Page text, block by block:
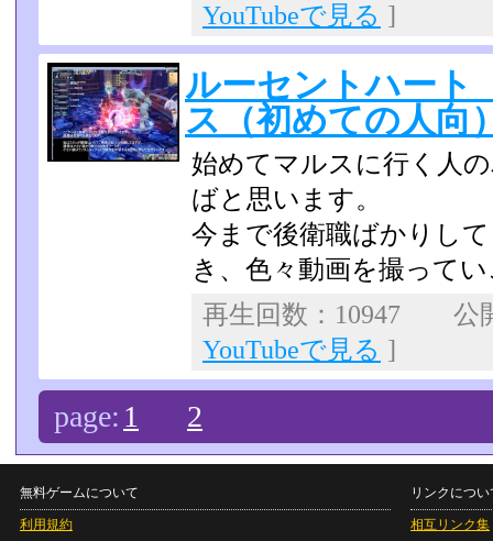
YouTubeで見る ]
ルーセントハー
ス（初めての人向
始めてマルスに行く人
ばと思います。
今まで後衛職ばかりし
き、色々動画を撮って
再生回数：10947 公
YouTubeで見る ]
page: 1 2
無料ゲームについて
利用規約
リンクについ
相互リンク集